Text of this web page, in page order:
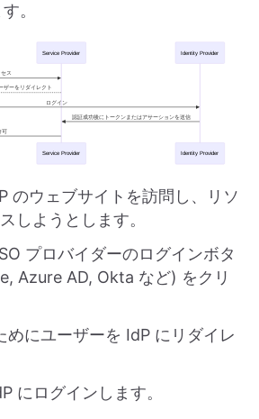
。
のウェブサイトを訪問し、リソ
しようとします。
プロバイダーのログインボタ
Azure AD, Okta など) をクリ
めにユーザーを IdP にリダイレ
にログインします。